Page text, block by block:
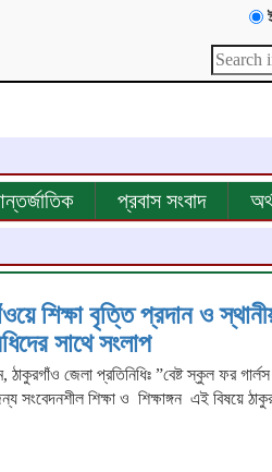
প্রবাস সংবাদ
শিক্ষা বৃত্তি প্রদান ও
সাথে সংলাপ
ঠাকুরগাঁও জেলা প্রতিনিধিঃ ”বেষ্ট স্কুল ফর
সংবেদনশীল শিক্ষা ও শিক্ষাঙ্গন এই বিষয়ে